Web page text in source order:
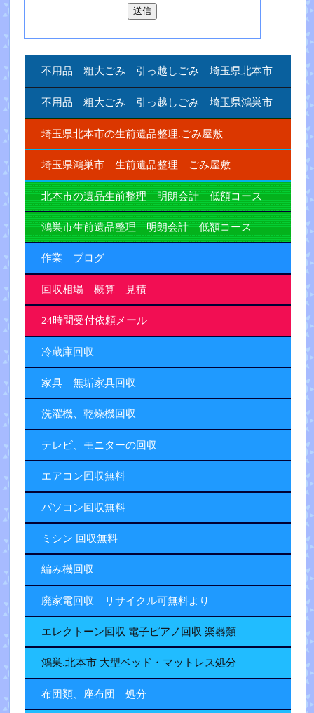
不用品 粗大ごみ 引っ越しごみ 埼玉県北本市
不用品 粗大ごみ 引っ越しごみ 埼玉県鴻巣市
埼玉県北本市の生前遺品整理.ごみ屋敷
埼玉県鴻巣市 生前遺品整理 ごみ屋敷
北本市の遺品生前整理 明朗会計 低額コース
鴻巣市生前遺品整理 明朗会計 低額コース
作業 ブログ
回収相場 概算 見積
24時間受付依頼メール
冷蔵庫回収
家具 無垢家具回収
洗濯機、乾燥機回収
テレビ、モニターの回収
エアコン回収無料
パソコン回収無料
ミシン 回収無料
編み機回収
廃家電回収 リサイクル可無料より
エレクトーン回収 電子ピアノ回収 楽器類
鴻巣.北本市 大型ベッド・マットレス処分
布団類、座布団 処分